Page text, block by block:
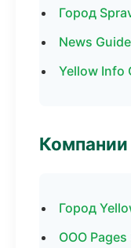
Город
News
Yellow Info
Город
ООО Pages